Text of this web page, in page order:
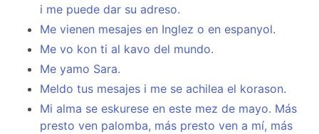
i me puede dar su adreso.
Me vienen mesajes en Inglez o en espanyol.
Me vo kon ti al kavo del mundo.
Me yamo Sara.
Meldo tus mesajes i me se achilea el korason.
Mi alma se eskurese en este mez de mayo. Más
presto ven palomba, más presto ven a mí, más